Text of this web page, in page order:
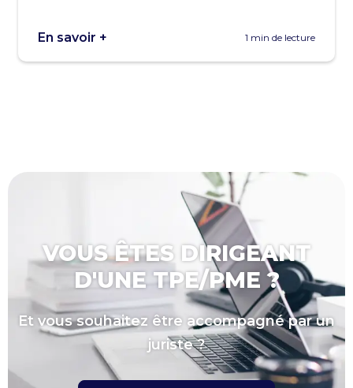
En savoir + 1 min de lecture
VOUS ÊTES DIRIGEANT
D'UNE TPE/PME ?
Et vous souhaitez être accompagné par un
juriste ?